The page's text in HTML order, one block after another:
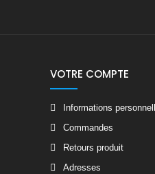
VOTRE COMPTE
Informations
Commandes
Retours produit
Adresses